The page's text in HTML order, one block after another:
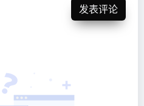
发表评论